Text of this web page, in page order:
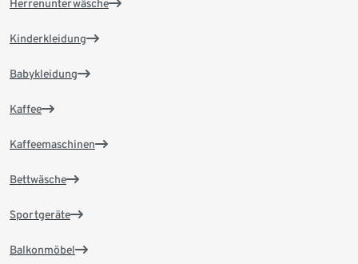
Herrenunterwäsche
Kinderkleidung
Babykleidung
Kaffee
Kaffeemaschinen
Bettwäsche
Sportgeräte
Balkonmöbel